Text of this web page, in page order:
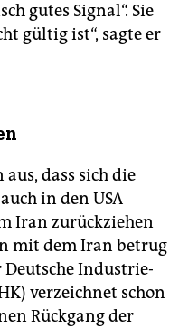
gutes Signal“. Sie
gültig ist“, sagte er
aus, dass sich die
in den USA
Iran zurückziehen
mit dem Iran betrug
Deutsche Industrie-
verzeichnet schon
Rückgang der